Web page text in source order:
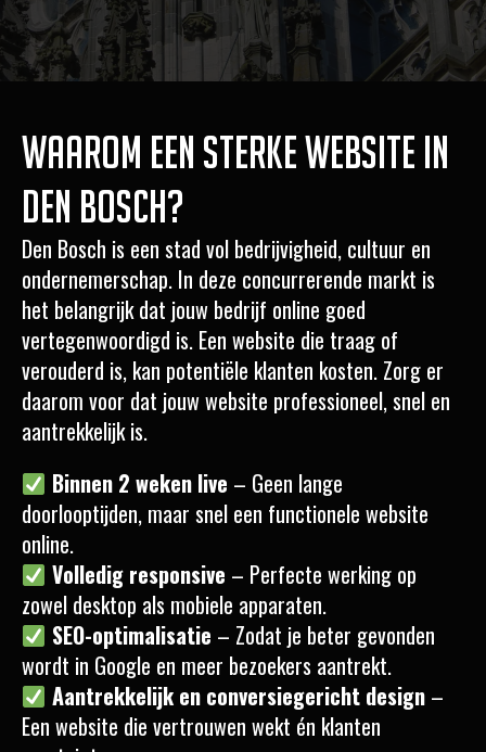
Waarom een sterke website in
Den Bosch?
Den Bosch is een stad vol bedrijvigheid, cultuur en
ondernemerschap. In deze concurrerende markt is
het belangrijk dat jouw bedrijf online goed
vertegenwoordigd is. Een website die traag of
verouderd is, kan potentiële klanten kosten. Zorg er
daarom voor dat jouw website professioneel, snel en
aantrekkelijk is.
Binnen 2 weken live – Geen lange
doorlooptijden, maar snel een functionele website
online.
Volledig responsive – Perfecte werking op
zowel desktop als mobiele apparaten.
SEO-optimalisatie – Zodat je beter gevonden
wordt in Google en meer bezoekers aantrekt.
Aantrekkelijk en conversiegericht design–
Een website die vertrouwen wekt én klanten